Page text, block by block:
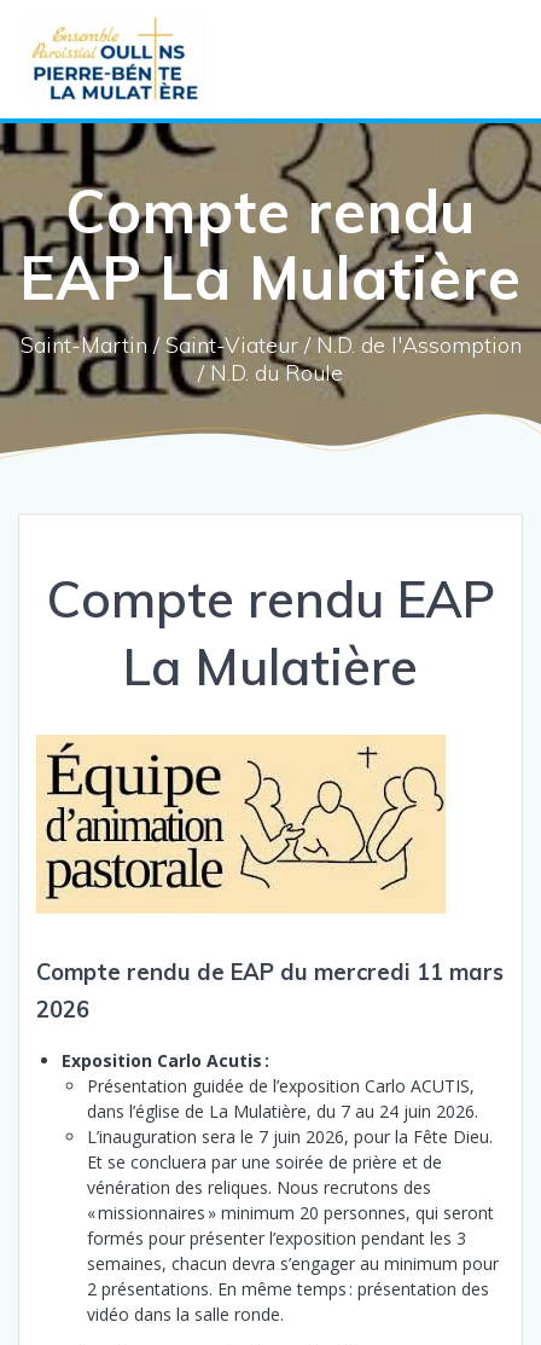
Compte rendu
EAP La Mulatière
Saint-Martin / Saint-Viateur / N.D. de l'Assomption
/ N.D. du Roule
Compte rendu EAP
La Mulatière
Compte rendu de EAP du mercredi 11 mars
2026
Exposition Carlo Acutis :
Présentation guidée de l’exposition Carlo ACUTIS,
dans l’église de La Mulatière, du 7 au 24 juin 2026.
L’inauguration sera le 7 juin 2026, pour la Fête Dieu.
Et se concluera par une soirée de prière et de
vénération des reliques. Nous recrutons des
« missionnaires » minimum 20 personnes, qui seront
formés pour présenter l’exposition pendant les 3
semaines, chacun devra s’engager au minimum pour
2 présentations. En même temps : présentation des
vidéo dans la salle ronde.